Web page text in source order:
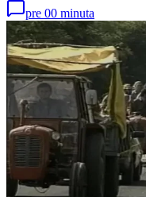
pre 00 minuta